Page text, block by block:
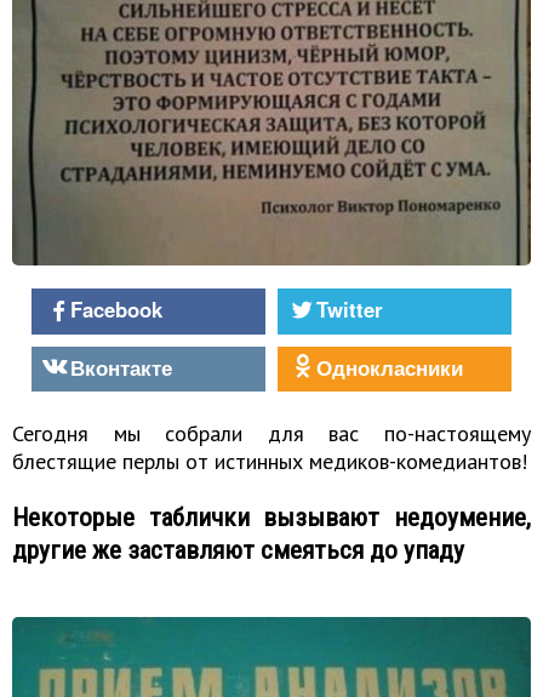
Facebook
Twitter
Вконтакте
Однокласники
Сегодня мы собрали для вас по-настоящему
блестящие перлы от истинных медиков-комедиантов!
Некоторые таблички вызывают недоумение,
другие же заставляют смеяться до упаду